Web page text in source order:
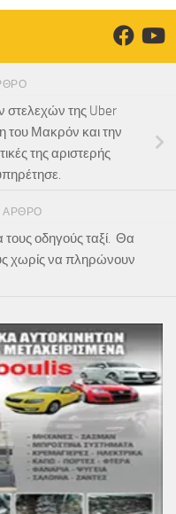
στελεχών της Uber
του Μακρόν και την
της αριστερής
τους οδηγούς ταξί. Θα
χωρίς να πληρώνουν